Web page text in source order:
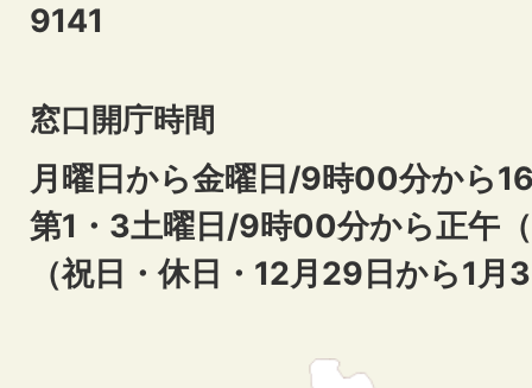
9141
窓口開庁時間
月曜日から金曜日/9時00分から
第1・3土曜日/9時00分から正午
（祝日・休日・12月29日から1月